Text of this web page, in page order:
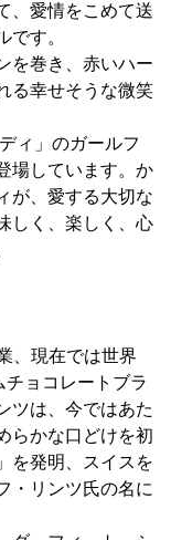
、愛情をこめて送
です。
を巻き、赤いハー
る幸せそうな微笑
ィ」のガールフ
場しています。か
が、愛する大切な
しく、楽しく、心
、現在では世界
ョコレートブラ
ツは、今ではあた
らかな口どけを初
を発明、スイスを
・リンツ氏の名に